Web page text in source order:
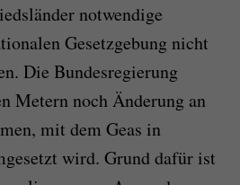
notwendige
Gesetzgebung nicht
Die Bundesregierung
Metern noch Änderung an
mit dem Geas in
wird. Grund dafür ist